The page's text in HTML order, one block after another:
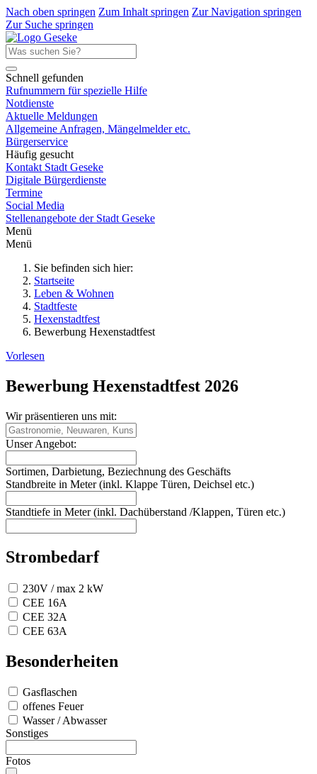
Nach oben springen Zum Inhalt springen Zur Navigation springen
Zur Suche springen
Schnell gefunden
Rufnummern für spezielle Hilfe
Notdienste
Aktuelle Meldungen
Allgemeine Anfragen, Mängelmelder etc.
Bürgerservice
Häufig gesucht
Kontakt Stadt Geseke
Digitale Bürgerdienste
Termine
Social Media
Stellenangebote der Stadt Geseke
Menü
Menü
Sie befinden sich hier:
Startseite
Leben & Wohnen
Stadtfeste
Hexenstadtfest
Bewerbung Hexenstadtfest
Vorlesen
Bewerbung Hexenstadtfest 2026
Wir präsentieren uns mit:
Unser Angebot:
Sortimen, Darbietung, Beziechnung des Geschäfts
Standbreite in Meter (inkl. Klappe Türen, Deichsel etc.)
Standtiefe in Meter (inkl. Dachüberstand /Klappen, Türen etc.)
Strombedarf
230V / max 2 kW
CEE 16A
CEE 32A
CEE 63A
Besonderheiten
Gasflaschen
offenes Feuer
Wasser / Abwasser
Sonstiges
Fotos